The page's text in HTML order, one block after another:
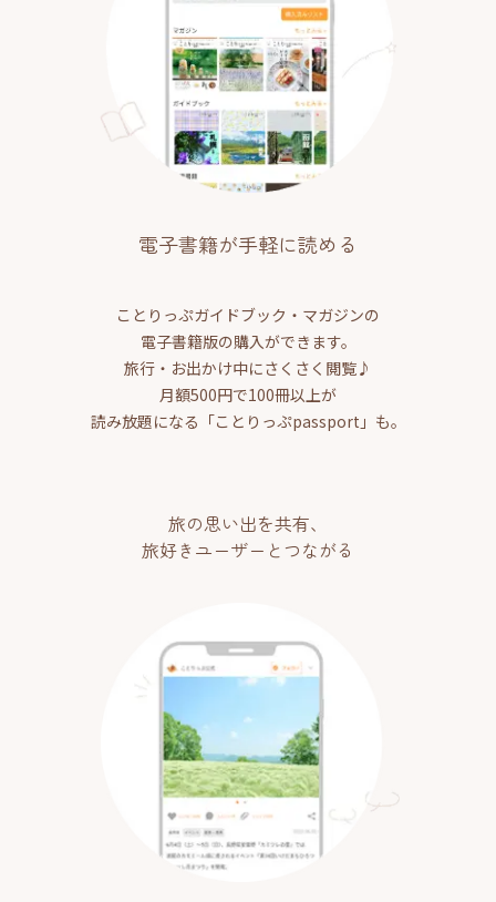
電子書籍が手軽に読める
ことりっぷガイドブック・マガジンの
電子書籍版の購入ができます。
旅行・お出かけ中にさくさく閲覧♪
月額500円で100冊以上が
読み放題になる「ことりっぷpassport」も。
旅の思い出を共有、
旅好きユーザーとつながる